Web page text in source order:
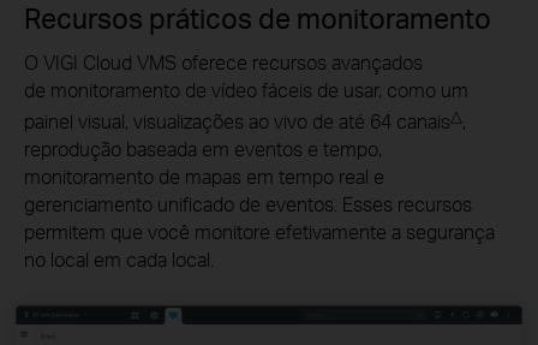
Recursos práticos de monitoramento
O VIGI Cloud VMS oferece recursos avançados
de monitoramento de vídeo fáceis de usar, como um
painel visual, visualizações ao vivo de até 64 canais△,
reprodução baseada em eventos e tempo,
monitoramento de mapas em tempo real e
gerenciamento unificado de eventos. Esses recursos
permitem que você monitore efetivamente a segurança
no local em cada local.